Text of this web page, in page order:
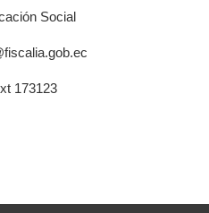
Social
173123